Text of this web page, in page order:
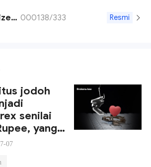
Belize FSC 000138/333 Resmi
jodoh
senilai
yang
dengan
07